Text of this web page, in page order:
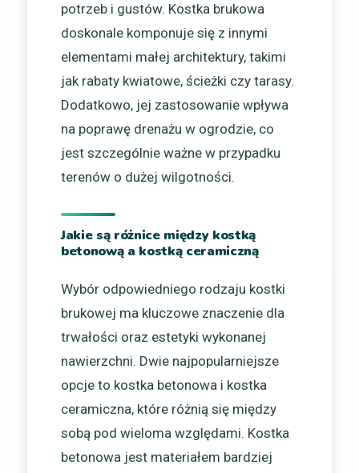
potrzeb i gustów. Kostka brukowa
doskonale komponuje się z innymi
elementami małej architektury, takimi
jak rabaty kwiatowe, ścieżki czy tarasy.
Dodatkowo, jej zastosowanie wpływa
na poprawę drenażu w ogrodzie, co
jest szczególnie ważne w przypadku
terenów o dużej wilgotności.
Jakie są różnice między kostką
betonową a kostką ceramiczną
Wybór odpowiedniego rodzaju kostki
brukowej ma kluczowe znaczenie dla
trwałości oraz estetyki wykonanej
nawierzchni. Dwie najpopularniejsze
opcje to kostka betonowa i kostka
ceramiczna, które różnią się między
sobą pod wieloma względami. Kostka
betonowa jest materiałem bardziej